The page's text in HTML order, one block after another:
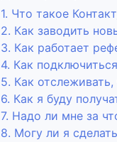
1. Что такое
2. Как заводить
3. Как работает
4. Как
5. Как
6. Как я буду
7. Надо ли мне за
8. Могу ли я